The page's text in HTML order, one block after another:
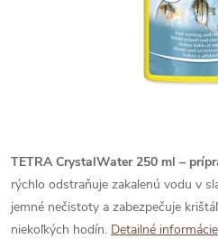
TETRA CrystalWater 250 ml –
rýchlo odstraňuje zakalenú vodu v
jemné nečistoty a zabezpečuje
niekoľkých hodín. Detailné informácie